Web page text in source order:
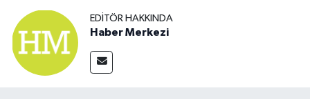
EDITÖR HAKKINDA
Haber Merkezi